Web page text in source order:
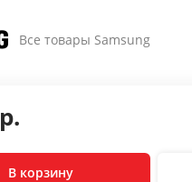
Все товары Samsung
р.
В корзину